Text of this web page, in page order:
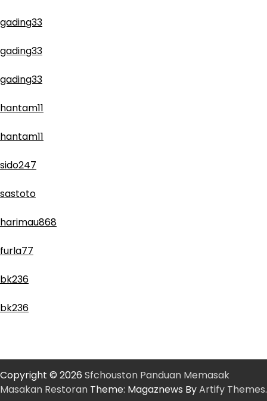
gading33
gading33
gading33
hantam11
hantam11
sido247
sastoto
harimau868
furla77
bk236
bk236
Copyright © 2026 Sfchouston Panduan Memasak
Masakan Restoran Theme: Magaznews ByArtify Themes.